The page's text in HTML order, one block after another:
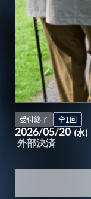
受付終了 全1回
2026/05/20 (水)
外部決済